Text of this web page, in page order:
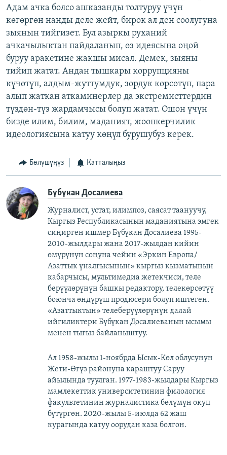
Адам ачка болсо ашказанды толтуруу үчүн
көгөргөн нанды деле жейт, бирок ал ден соолугуна
зыянын тийгизет. Бул азыркы руханий
ачкачылыктан пайдаланып, өз идеясына оңой
буруу аракетине жакшы мисал. Демек, зыяны
тийип жатат. Андан тышкары коррупцияны
күчөтүп, алдым-жуттумдук, зордук көрсөтүп, пара
алып жаткан аткаминерлер да экстремисттердин
түздөн-түз жардамчысы болуп жатат. Ошон үчүн
бизде илим, билим, маданият, жоопкерчилик
идеологиясына катуу көңүл бурушубуз керек.
Бөлүшүңүз Катталыңыз
Бүбүкан Досалиева
Журналист, устат, илимпоз, саясат таануучу,
Кыргыз Республикасынын маданиятына эмгек
сиңирген ишмер Бүбүкан Досалиева 1995-
2010-жылдары жана 2017-жылдан кийин
өмүрүнүн соңуна чейин «Эркин Европа/
Азаттык үналгысынын» кыргыз кызматынын
кабарчысы, мультимедиа жетекчиси, теле
берүүлөрүнүн башкы редактору, телекөрсөтүү
боюнча өндүрүш продюсери болуп иштеген.
«Азаттыктын» телеберүүлөрүнүн далай
ийгиликтери Бүбүкан Досалиеванын ысымы
менен тыгыз байланыштуу.
Ал 1958-жылы 1-ноябрда Ысык-Көл облусунун
Жети-Өгүз районуна караштуу Саруу
айылында туулган. 1977-1983-жылдары Кыргыз
мамлекеттик университетинин филология
факультетинин журналистика бөлүмүн окуп
бүтүргөн. 2020-жылы 5-июлда 62 жаш
курагында катуу оорудан каза болгон.